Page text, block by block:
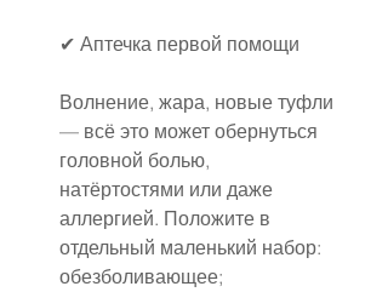
✔ Аптечка первой помощи
Волнение, жара, новые туфли
— всё это может обернуться
головной болью,
натёртостями или даже
аллергией. Положите в
отдельный маленький набор:
обезболивающее;